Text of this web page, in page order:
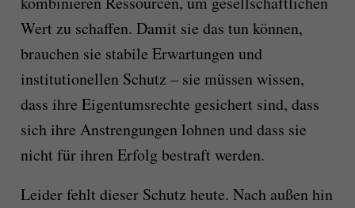
Wert zu schaffen. Damit sie das tun können,
brauchen sie stabile Erwartungen und
institutionellen Schutz – sie müssen wissen,
dass ihre Eigentumsrechte gesichert sind, dass
sich ihre Anstrengungen lohnen und dass sie
nicht für ihren Erfolg bestraft werden.
Leider fehlt dieser Schutz heute. Nach außen hin